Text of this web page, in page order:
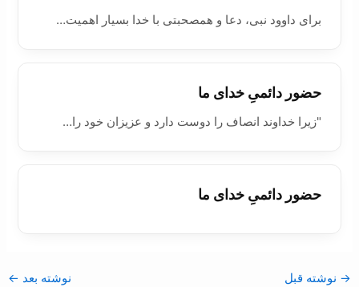
برای داوود نبی، دعا و همصحبتی با خدا بسیار اهمیت…
حضور دائمیِ خدای ما
"زيرا خداوند انصاف را دوست دارد و عزيزان خود را…
حضور دائمیِ خدای ما
→ نوشته قبل نوشته بعد ←